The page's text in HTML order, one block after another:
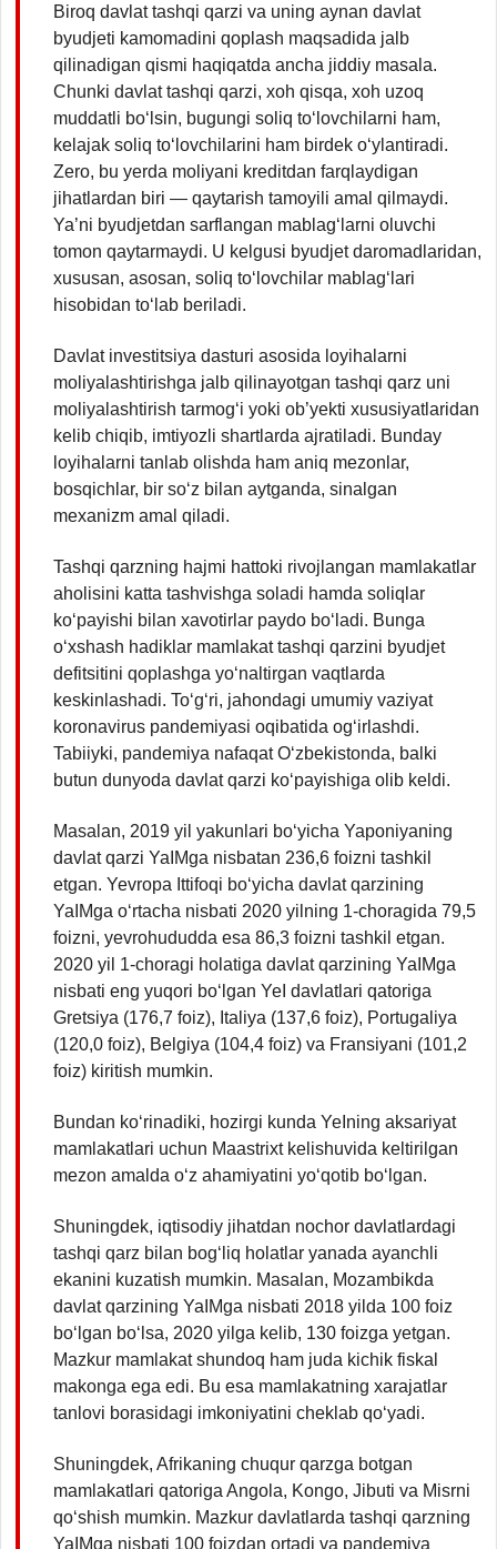
Biroq davlat tashqi qarzi va uning aynan davlat
byudjeti kamomadini qoplash maqsadida jalb
qilinadigan qismi haqiqatda ancha jiddiy masala.
Chunki davlat tashqi qarzi, xoh qisqa, xoh uzoq
muddatli bo‘lsin, bugungi soliq to‘lovchilarni ham,
kelajak soliq to‘lovchilarini ham birdek o‘ylantiradi.
Zero, bu yerda moliyani kreditdan farqlaydigan
jihatlardan biri — qaytarish tamoyili amal qilmaydi.
Ya’ni byudjetdan sarflangan mablag‘larni oluvchi
tomon qaytarmaydi. U kelgusi byudjet daromadlaridan,
xususan, asosan, soliq to‘lovchilar mablag‘lari
hisobidan to‘lab beriladi.
Davlat investitsiya dasturi asosida loyihalarni
moliyalashtirishga jalb qilinayotgan tashqi qarz uni
moliyalashtirish tarmog‘i yoki ob’yekti xususiyatlaridan
kelib chiqib, imtiyozli shartlarda ajratiladi. Bunday
loyihalarni tanlab olishda ham aniq mezonlar,
bosqichlar, bir so‘z bilan aytganda, sinalgan
mexanizm amal qiladi.
Tashqi qarzning hajmi hattoki rivojlangan mamlakatlar
aholisini katta tashvishga soladi hamda soliqlar
ko‘payishi bilan xavotirlar paydo bo‘ladi. Bunga
o‘xshash hadiklar mamlakat tashqi qarzini byudjet
defitsitini qoplashga yo‘naltirgan vaqtlarda
keskinlashadi. To‘g‘ri, jahondagi umumiy vaziyat
koronavirus pandemiyasi oqibatida og‘irlashdi.
Tabiiyki, pandemiya nafaqat O‘zbekistonda, balki
butun dunyoda davlat qarzi ko‘payishiga olib keldi.
Masalan, 2019 yil yakunlari bo‘yicha Yaponiyaning
davlat qarzi YaIMga nisbatan 236,6 foizni tashkil
etgan. Yevropa Ittifoqi bo‘yicha davlat qarzining
YaIMga o‘rtacha nisbati 2020 yilning 1-choragida 79,5
foizni, yevrohududda esa 86,3 foizni tashkil etgan.
2020 yil 1-choragi holatiga davlat qarzining YaIMga
nisbati eng yuqori bo‘lgan YeI davlatlari qatoriga
Gretsiya (176,7 foiz), Italiya (137,6 foiz), Portugaliya
(120,0 foiz), Belgiya (104,4 foiz) va Fransiyani (101,2
foiz) kiritish mumkin.
Bundan ko‘rinadiki, hozirgi kunda YeIning aksariyat
mamlakatlari uchun Maastrixt kelishuvida keltirilgan
mezon amalda o‘z ahamiyatini yo‘qotib bo‘lgan.
Shuningdek, iqtisodiy jihatdan nochor davlatlardagi
tashqi qarz bilan bog‘liq holatlar yanada ayanchli
ekanini kuzatish mumkin. Masalan, Mozambikda
davlat qarzining YaIMga nisbati 2018 yilda 100 foiz
bo‘lgan bo‘lsa, 2020 yilga kelib, 130 foizga yetgan.
Mazkur mamlakat shundoq ham juda kichik fiskal
makonga ega edi. Bu esa mamlakatning xarajatlar
tanlovi borasidagi imkoniyatini cheklab qo‘yadi.
Shuningdek, Afrikaning chuqur qarzga botgan
mamlakatlari qatoriga Angola, Kongo, Jibuti va Misrni
qo‘shish mumkin. Mazkur davlatlarda tashqi qarzning
YaIMga nisbati 100 foizdan ortadi va pandemiya